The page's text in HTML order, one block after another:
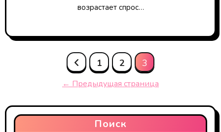
возрастает спрос…
Пагинация
записей
1 2 3
← Предыдущая страница
Поиск